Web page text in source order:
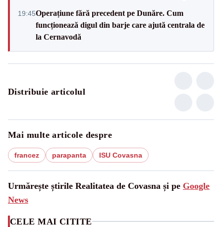
19:45Operațiune fără precedent pe Dunăre. Cum
funcționează digul din barje care ajută centrala de
la Cernavodă
Distribuie articolul
Mai multe articole despre
francez parapanta ISU Covasna
Urmărește știrile Realitatea de Covasna și pe Google
News
CELE MAI CITITE